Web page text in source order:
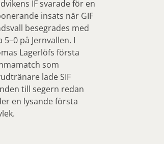
IF svarade för en
insats när GIF
besegrades med
5–0 på Jernvallen. I
Lagerlöfs första
som
lade SIF
till segern redan
en lysande första